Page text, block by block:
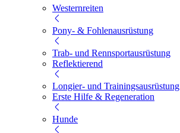
Westernreiten
Pony- & Fohlenausrüstung
Trab- und Rennsportausrüstung
Reflektierend
Longier- und Trainingsausrüstung
Erste Hilfe & Regeneration
Hunde